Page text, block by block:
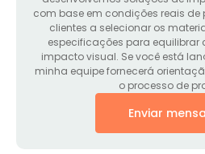
com base em condições reais
clientes a selecionar os
especificações para equilibrar
impacto visual. Se você está
minha equipe fornecerá
o processo de
Enviar